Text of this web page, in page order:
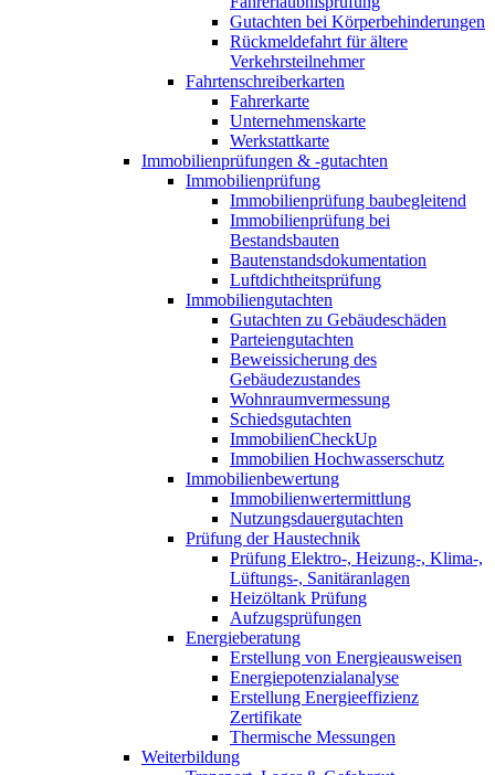
Gutachten bei Körperbehinderungen
Rückmeldefahrt für ältere
Verkehrsteilnehmer
Fahrtenschreiberkarten
Fahrerkarte
Unternehmenskarte
Werkstattkarte
Immobilienprüfungen & -gutachten
Immobilienprüfung
Immobilienprüfung baubegleitend
Immobilienprüfung bei
Bestandsbauten
Bautenstandsdokumentation
Luftdichtheitsprüfung
Immobiliengutachten
Gutachten zu Gebäudeschäden
Parteiengutachten
Beweissicherung des
Gebäudezustandes
Wohnraumvermessung
Schiedsgutachten
ImmobilienCheckUp
Immobilien Hochwasserschutz
Immobilienbewertung
Immobilienwertermittlung
Nutzungsdauergutachten
Prüfung der Haustechnik
Prüfung Elektro-, Heizung-, Klima-,
Lüftungs-, Sanitäranlagen
Heizöltank Prüfung
Aufzugsprüfungen
Energieberatung
Erstellung von Energieausweisen
Energiepotenzialanalyse
Erstellung Energieeffizienz
Zertifikate
Thermische Messungen
Weiterbildung